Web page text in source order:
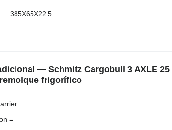
385X65X22.5
— Schmitz Cargobull 3 AXLE 25
frigorífico
=